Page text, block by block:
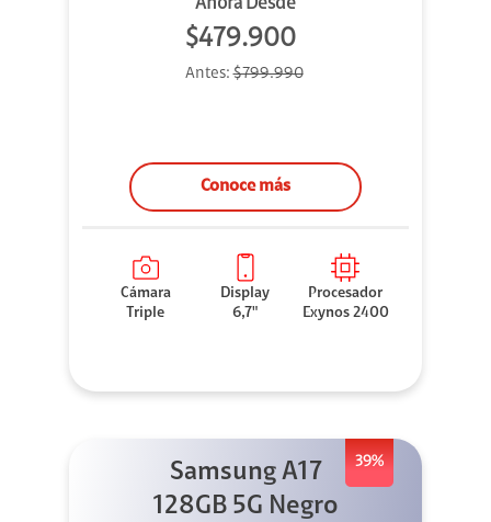
Ahora Desde
$479.900
Antes:$799.990
Conoce más
Cámara
Triple
Display
6,7"
Procesador
Exynos 2400
39%
Samsung A17
128GB 5G Negro